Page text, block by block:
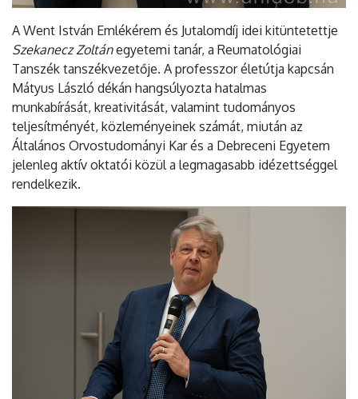
A Went István Emlékérem és Jutalomdíj idei kitüntetettje
Szekanecz Zoltánegyetemi tanár, a Reumatológiai
Tanszék tanszékvezetője. A professzor életútja kapcsán
Mátyus László dékán hangsúlyozta hatalmas
munkabírását, kreativitását, valamint tudományos
teljesítményét, közleményeinek számát, miután az
Általános Orvostudományi Kar és a Debreceni Egyetem
jelenleg aktív oktatói közül a legmagasabb idézettséggel
rendelkezik.